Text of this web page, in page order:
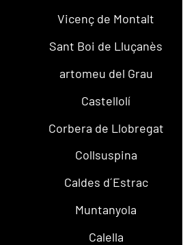
Vicenç de Montalt
Sant Boi de Lluçanès
artomeu del Grau
Castellolí
Corbera de Llobregat
Collsuspina
Caldes d´Estrac
Muntanyola
Calella